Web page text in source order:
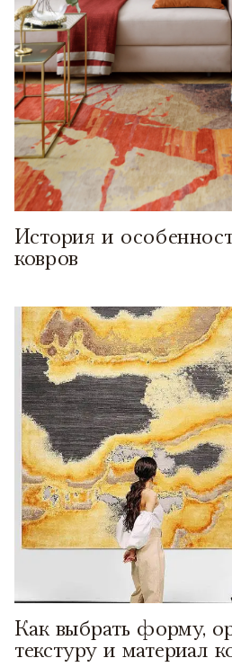
История и
ковров
Как выбрать форму,
текстуру и материал